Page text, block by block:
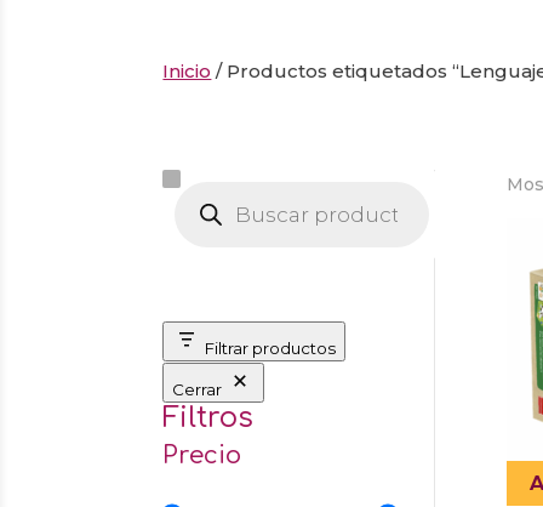
Inicio / Productos etiquetados
Búsqueda
productos
Filtrar productos
Cerrar
Filtros
Precio